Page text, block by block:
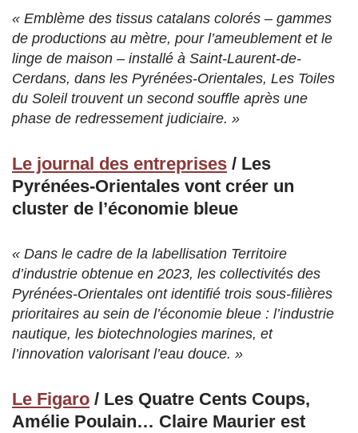
« Emblème des tissus catalans colorés – gammes
de productions au mètre, pour l’ameublement et le
linge de maison – installé à Saint-Laurent-de-
Cerdans, dans les Pyrénées-Orientales, Les Toiles
du Soleil trouvent un second souffle après une
phase de redressement judiciaire. »
Le journal des entreprises / Les
Pyrénées-Orientales vont créer un
cluster de l’économie bleue
« Dans le cadre de la labellisation Territoire
d’industrie obtenue en 2023, les collectivités des
Pyrénées-Orientales ont identifié trois sous-filières
prioritaires au sein de l’économie bleue : l’industrie
nautique, les biotechnologies marines, et
l’innovation valorisant l’eau douce. »
Le Figaro / Les Quatre Cents Coups,
Amélie Poulain… Claire Maurier est